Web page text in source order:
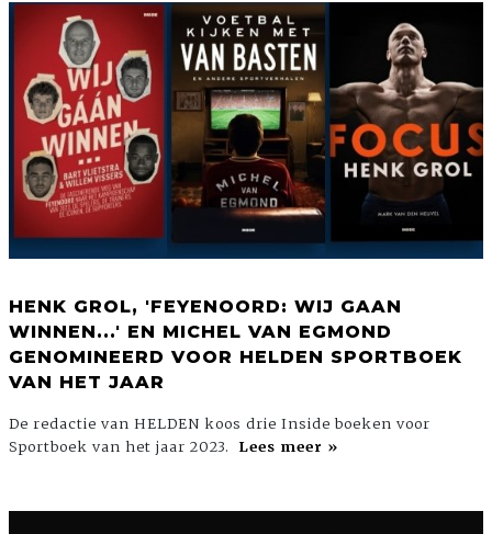
HENK GROL, 'FEYENOORD: WIJ GAAN
WINNEN...' EN MICHEL VAN EGMOND
GENOMINEERD VOOR HELDEN SPORTBOEK
VAN HET JAAR
De redactie van HELDEN koos drie Inside boeken voor
Sportboek van het jaar 2023. Lees meer »